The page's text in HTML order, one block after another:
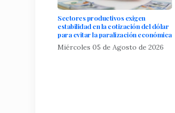
Sectores productivos exigen
estabilidad en la cotización del dólar
para evitar la paralización económica
Miércoles 05 de Agosto de 2026